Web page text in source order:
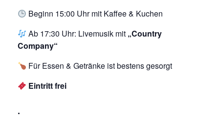
Beginn 15:00 Uhr mit Kaffee & Kuchen
Ab 17:30 Uhr: Livemusik mit „Country
Company“
Für Essen & Getränke ist bestens gesorgt
Eintritt frei
.